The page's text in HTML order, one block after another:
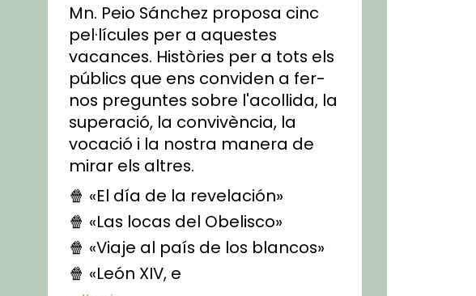
Mn. Peio Sánchez proposa cinc
pel·lícules per a aquestes
vacances. Històries per a tots els
públics que ens conviden a fer-
nos preguntes sobre l'acollida, la
superació, la convivència, la
vocació i la nostra manera de
mirar els altres.
🍿 «El día de la revelación»
🍿 «Las locas del Obelisco»
🍿 «Viaje al país de los blancos»
🍿 «León XIV, e